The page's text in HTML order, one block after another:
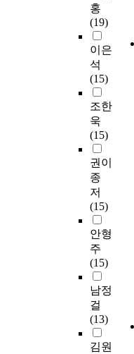
홍
(19)
이은
석
(15)
조한
욱
(15)
권이
종
저
(15)
안형
주
(15)
남정
걸
(13)
김원